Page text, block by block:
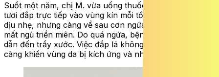
Suốt một năm, chị M. vừa uống thuốc sắc, vừa giã lá
tươi đắp trực tiếp vào vùng kín mỗi tối. Ban đầu chị thấy
dịu nhẹ, nhưng càng về sau cơn ngứa càng dữ dội gây
mất ngủ triền miên. Do quá ngứa, bệnh nhân gãi nhiều
dẫn đến trầy xước. Việc đắp lá không đảm bảo vệ sinh
càng khiến vùng da bị kích ứng và nhiễm trùng nặng.